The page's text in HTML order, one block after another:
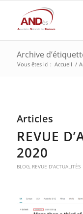
Archive
Vous êtes ici : Accueil /
Articles
REVUE
2020
BLOG, REVUE D'ACTUALITÉS